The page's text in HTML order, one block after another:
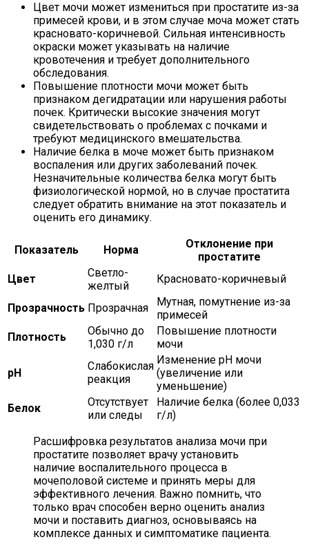
Цвет мочи может измениться при простатите из-за
примесей крови, и в этом случае моча может стать
красновато-коричневой. Сильная интенсивность
окраски может указывать на наличие
кровотечения и требует дополнительного
обследования.
Повышение плотности мочи может быть
признаком дегидратации или нарушения работы
почек. Критически высокие значения могут
свидетельствовать о проблемах с почками и
требуют медицинского вмешательства.
Наличие белка в моче может быть признаком
воспаления или других заболеваний почек.
Незначительные количества белка могут быть
физиологической нормой, но в случае простатита
следует обратить внимание на этот показатель и
оценить его динамику.
Показатель Норма
Отклонение при
простатите
Цвет
Светло-
желтый
Красновато-коричневый
Прозрачность Прозрачная
Мутная, помутнение из-за
примесей
Плотность
Обычно до
1,030 г/л
Повышение плотности
мочи
pH
Слабокислая
реакция
Изменение pH мочи
(увеличение или
уменьшение)
Белок
Отсутствует
или следы
Наличие белка (более 0,033
г/л)
Расшифровка результатов анализа мочи при
простатите позволяет врачу установить
наличие воспалительного процесса в
мочеполовой системе и принять меры для
эффективного лечения. Важно помнить, что
только врач способен верно оценить анализ
мочи и поставить диагноз, основываясь на
комплексе данных и симптоматике пациента.